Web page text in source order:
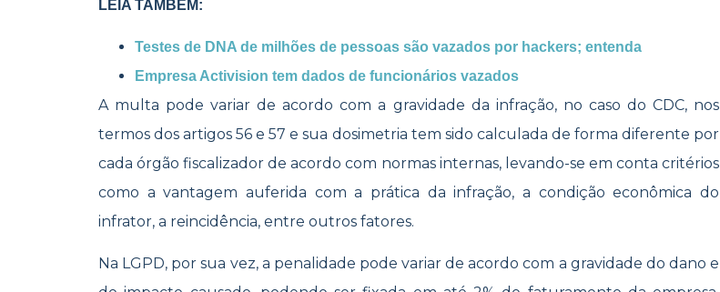
LEIA TAMBÉM:
Testes de DNA de milhões de pessoas são vazados por hackers; entenda
Empresa Activision tem dados de funcionários vazados
A multa pode variar de acordo com a gravidade da infração, no caso do CDC, nos
termos dos artigos 56 e 57 e sua dosimetria tem sido calculada de forma diferente por
cada órgão fiscalizador de acordo com normas internas, levando-se em conta critérios
como a vantagem auferida com a prática da infração, a condição econômica do
infrator, a reincidência, entre outros fatores.
Na LGPD, por sua vez, a penalidade pode variar de acordo com a gravidade do dano e